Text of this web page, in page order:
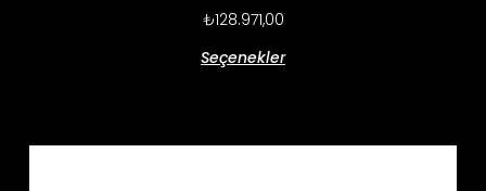
₺128.971,00
Seçenekler